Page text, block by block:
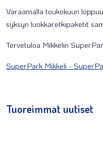
Varaamalla toukokuun
syksyn luokkaretkipaketit
Tervetuloa Mikkelin
SuperPark Mikkeli -
Tuoreimmat uutiset